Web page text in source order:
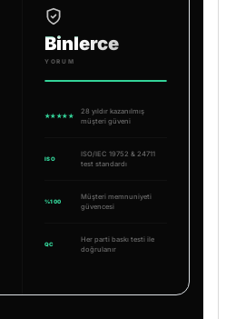
Binlerce
YORUM
★★★★★
28 yıldır kazanılmış
müşteri güveni
ISO
ISO/IEC 19752 & 24711
test standardı
%100
Müşteri memnuniyeti
güvencesi
QC
Her parti baskı testi ile
doğrulanır